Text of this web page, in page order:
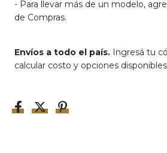
- Para llevar más de un modelo,
de Compras.
Envíos a todo el país. Ingresá tu
calcular costo y opciones